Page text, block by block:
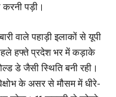
पड़ी।
वाले पहाड़ी इलाकों से यूपी
हफ्ते प्रदेश भर में कड़ाके
डे जैसी स्थिति बनी रही।
के असर से मौसम में धीरे-